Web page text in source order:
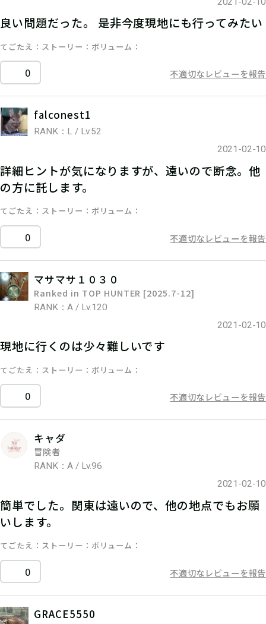
良い問題だった。 是非今度現地にも行ってみたい
てごたえ ストーリー ボリューム
0 不適切なレビューを報告
falconest1
RANK：L / Lv.52
2021-02-10
詳細ヒントが気になりますが、遠いので断念。他
の方に託します。
てごたえ ストーリー ボリューム
0 不適切なレビューを報告
マサマサ１０３０
Ranked in TOP HUNTER [2025.7-12]
RANK：A / Lv.120
2021-02-10
現地に行くのは少々難しいです
てごたえ ストーリー ボリューム
0 不適切なレビューを報告
キャダ
冒険者
RANK：A / Lv.96
2021-02-10
簡単でした。関東は遠いので、他の地点でもお願
いします。
てごたえ ストーリー ボリューム
0 不適切なレビューを報告
GRACE5550